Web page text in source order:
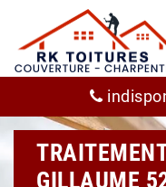
GILLAUME